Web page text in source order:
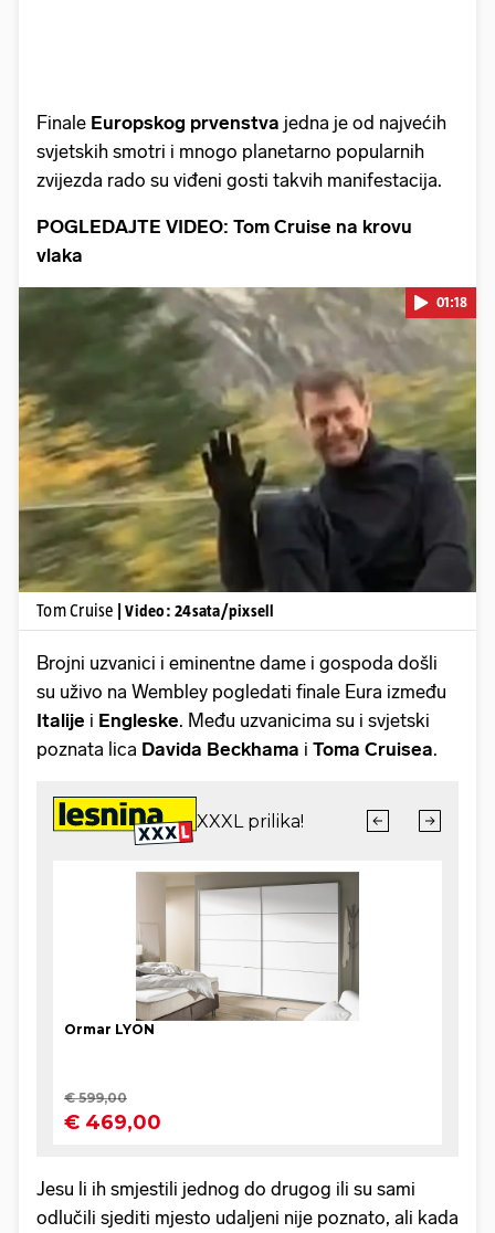
Finale Europskog prvenstva jedna je od najvećih
svjetskih smotri i mnogo planetarno popularnih
zvijezda rado su viđeni gosti takvih manifestacija.
POGLEDAJTE VIDEO: Tom Cruise na krovu
vlaka
Pokretanje videa...
01:18
Tom Cruise | Video: 24sata/pixsell
Brojni uzvanici i eminentne dame i gospoda došli
su uživo na Wembley pogledati finale Eura između
Italije i Engleske. Među uzvanicima su i svjetski
poznata lica Davida Beckhama i Toma Cruisea.
Jesu li ih smjestili jednog do drugog ili su sami
odlučili sjediti mjesto udaljeni nije poznato, ali kada